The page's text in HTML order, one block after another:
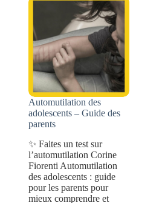
Automutilation des
adolescents – Guide des
parents
✨ Faites un test sur
l’automutilation Corine
Fiorenti Automutilation
des adolescents : guide
pour les parents pour
mieux comprendre et